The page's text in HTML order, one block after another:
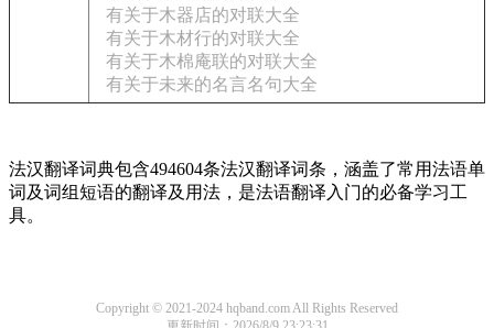
有关于木器店的对联大全
有关于木材行的对联大全
有关于木棉庵联的对联大全
有关于未来的名言名句大全
法汉翻译词典包含494604条法汉翻译词条，涵盖了常用法语单
词及词组短语的翻译及用法，是法语翻译入门的必备学习工
具。
Copyright © 2021-2024 hqband.com All Rights Reserved